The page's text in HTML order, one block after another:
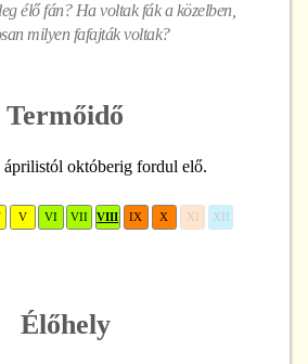
élő fán? Ha voltak fák a közelben,
milyen fafajták voltak?
Termőidő
áprilistól októberig fordul elő.
V VI VII VIII IX X XI XII
Élőhely